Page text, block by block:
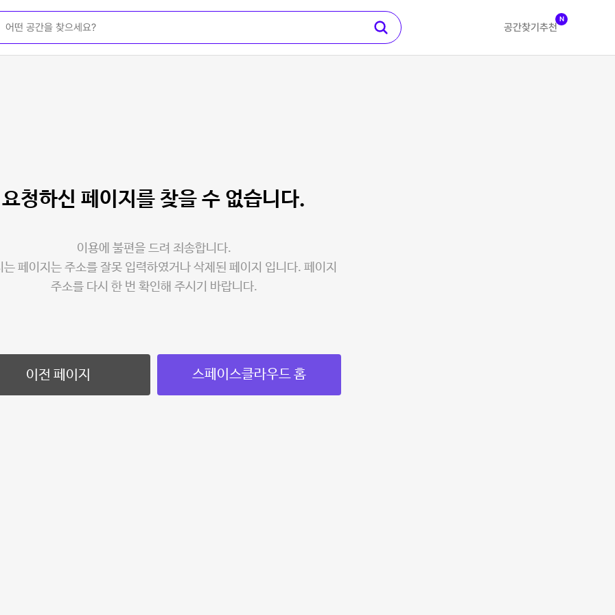
공간찾기 추천
N
요청하신 페이지를 찾을 수 없습니다.
이용에 불편을 드려 죄송합니다.
는 페이지는 주소를 잘못 입력하였거나 삭제된 페이지 입니다. 페이지
주소를 다시 한 번 확인해 주시기 바랍니다.
이전 페이지 스페이스클라우드 홈